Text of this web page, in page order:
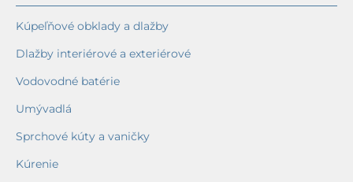
Kúpeľňové obklady a dlažby
Dlažby interiérové a exteriérové
Vodovodné batérie
Umývadlá
Sprchové kúty a vaničky
Kúrenie